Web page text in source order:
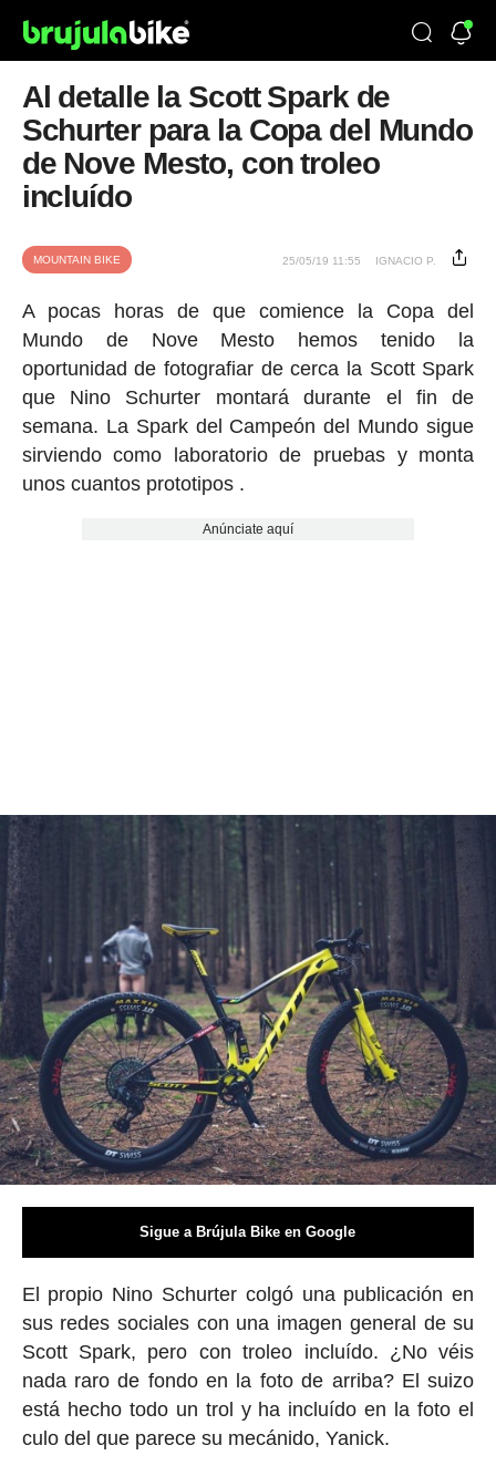
Al detalle la Scott Spark de
Schurter para la Copa del Mundo
de Nove Mesto, con troleo
incluído
MOUNTAIN BIKE 25/05/19 11:55 IGNACIO P.
A pocas horas de que comience la Copa del
Mundo de Nove Mesto hemos tenido la
oportunidad de fotografiar de cerca la Scott Spark
que Nino Schurter montará durante el fin de
semana. La Spark del Campeón del Mundo sigue
sirviendo como laboratorio de pruebas y monta
unos cuantos prototipos .
Anúnciate aquí
Sigue a Brújula Bike en Google
El propio Nino Schurter colgó una publicación en
sus redes sociales con una imagen general de su
Scott Spark, pero con troleo incluído. ¿No véis
nada raro de fondo en la foto de arriba? El suizo
está hecho todo un trol y ha incluído en la foto el
culo del que parece su mecánido, Yanick.